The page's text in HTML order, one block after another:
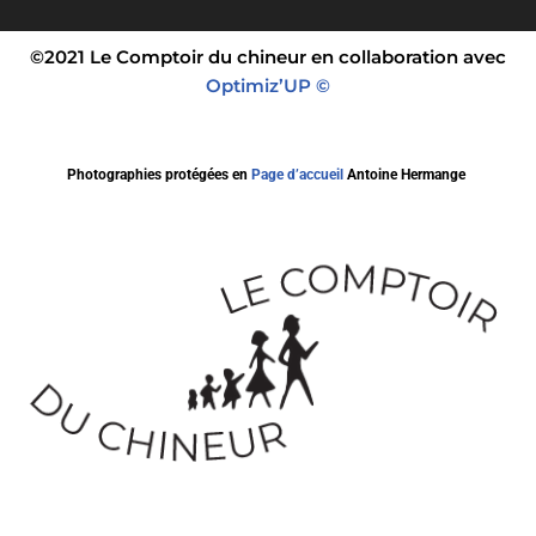
©2021 Le Comptoir du chineur en collaboration avec
Optimiz’UP ©
Photographies protégées en Page d’accueil Antoine Hermange